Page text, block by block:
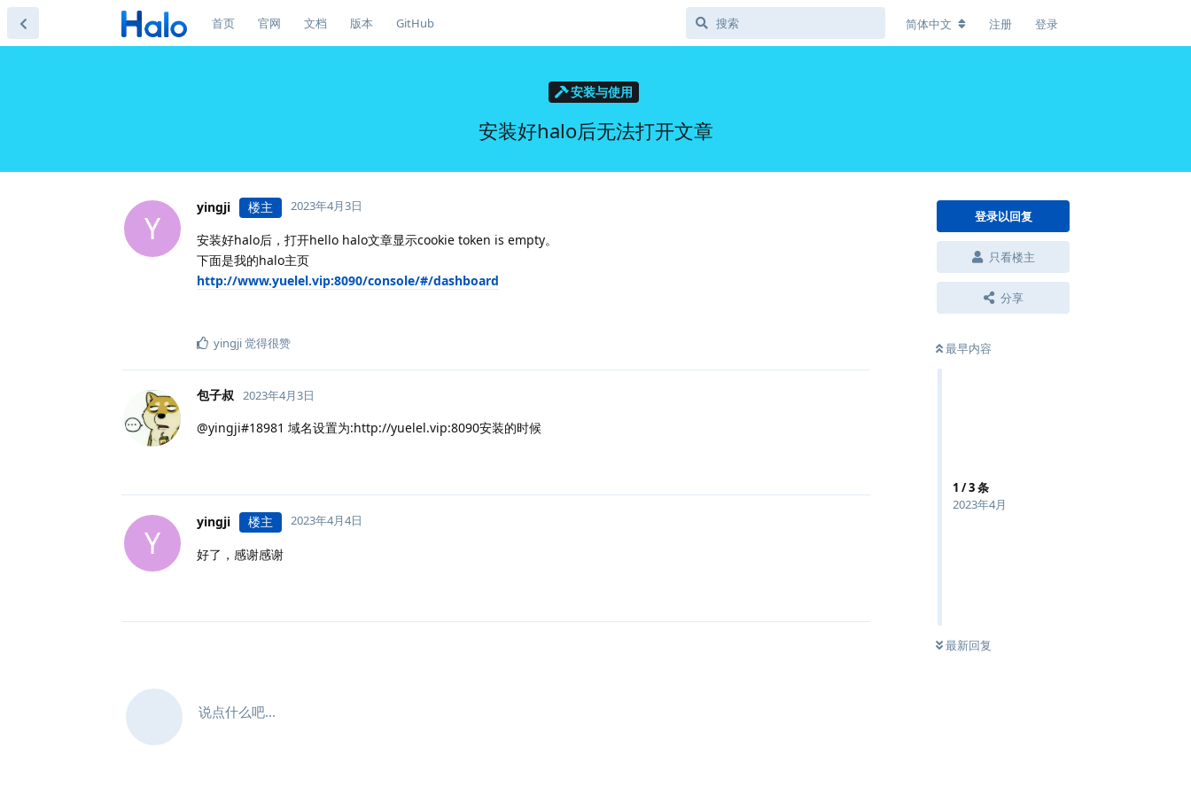
首页 官网 文档 版本 GitHub 简体中文 注册 登录
安装与使用
安装好halo后无法打开文章
登录以回复
只看楼主
分享
最早内容
1 /3条
2023年4月
最新回复
Y
yingji 楼主 2023年4月3日
安装好halo后，打开hello halo文章显示cookie token is empty。
下面是我的halo主页
http://www.yuelel.vip:8090/console/#/dashboard
yingji觉得很赞
包子叔 2023年4月3日
@yingji#18981 域名设置为:http://yuelel.vip:8090安装的时候
Y
yingji 楼主 2023年4月4日
好了，感谢感谢
说点什么吧...